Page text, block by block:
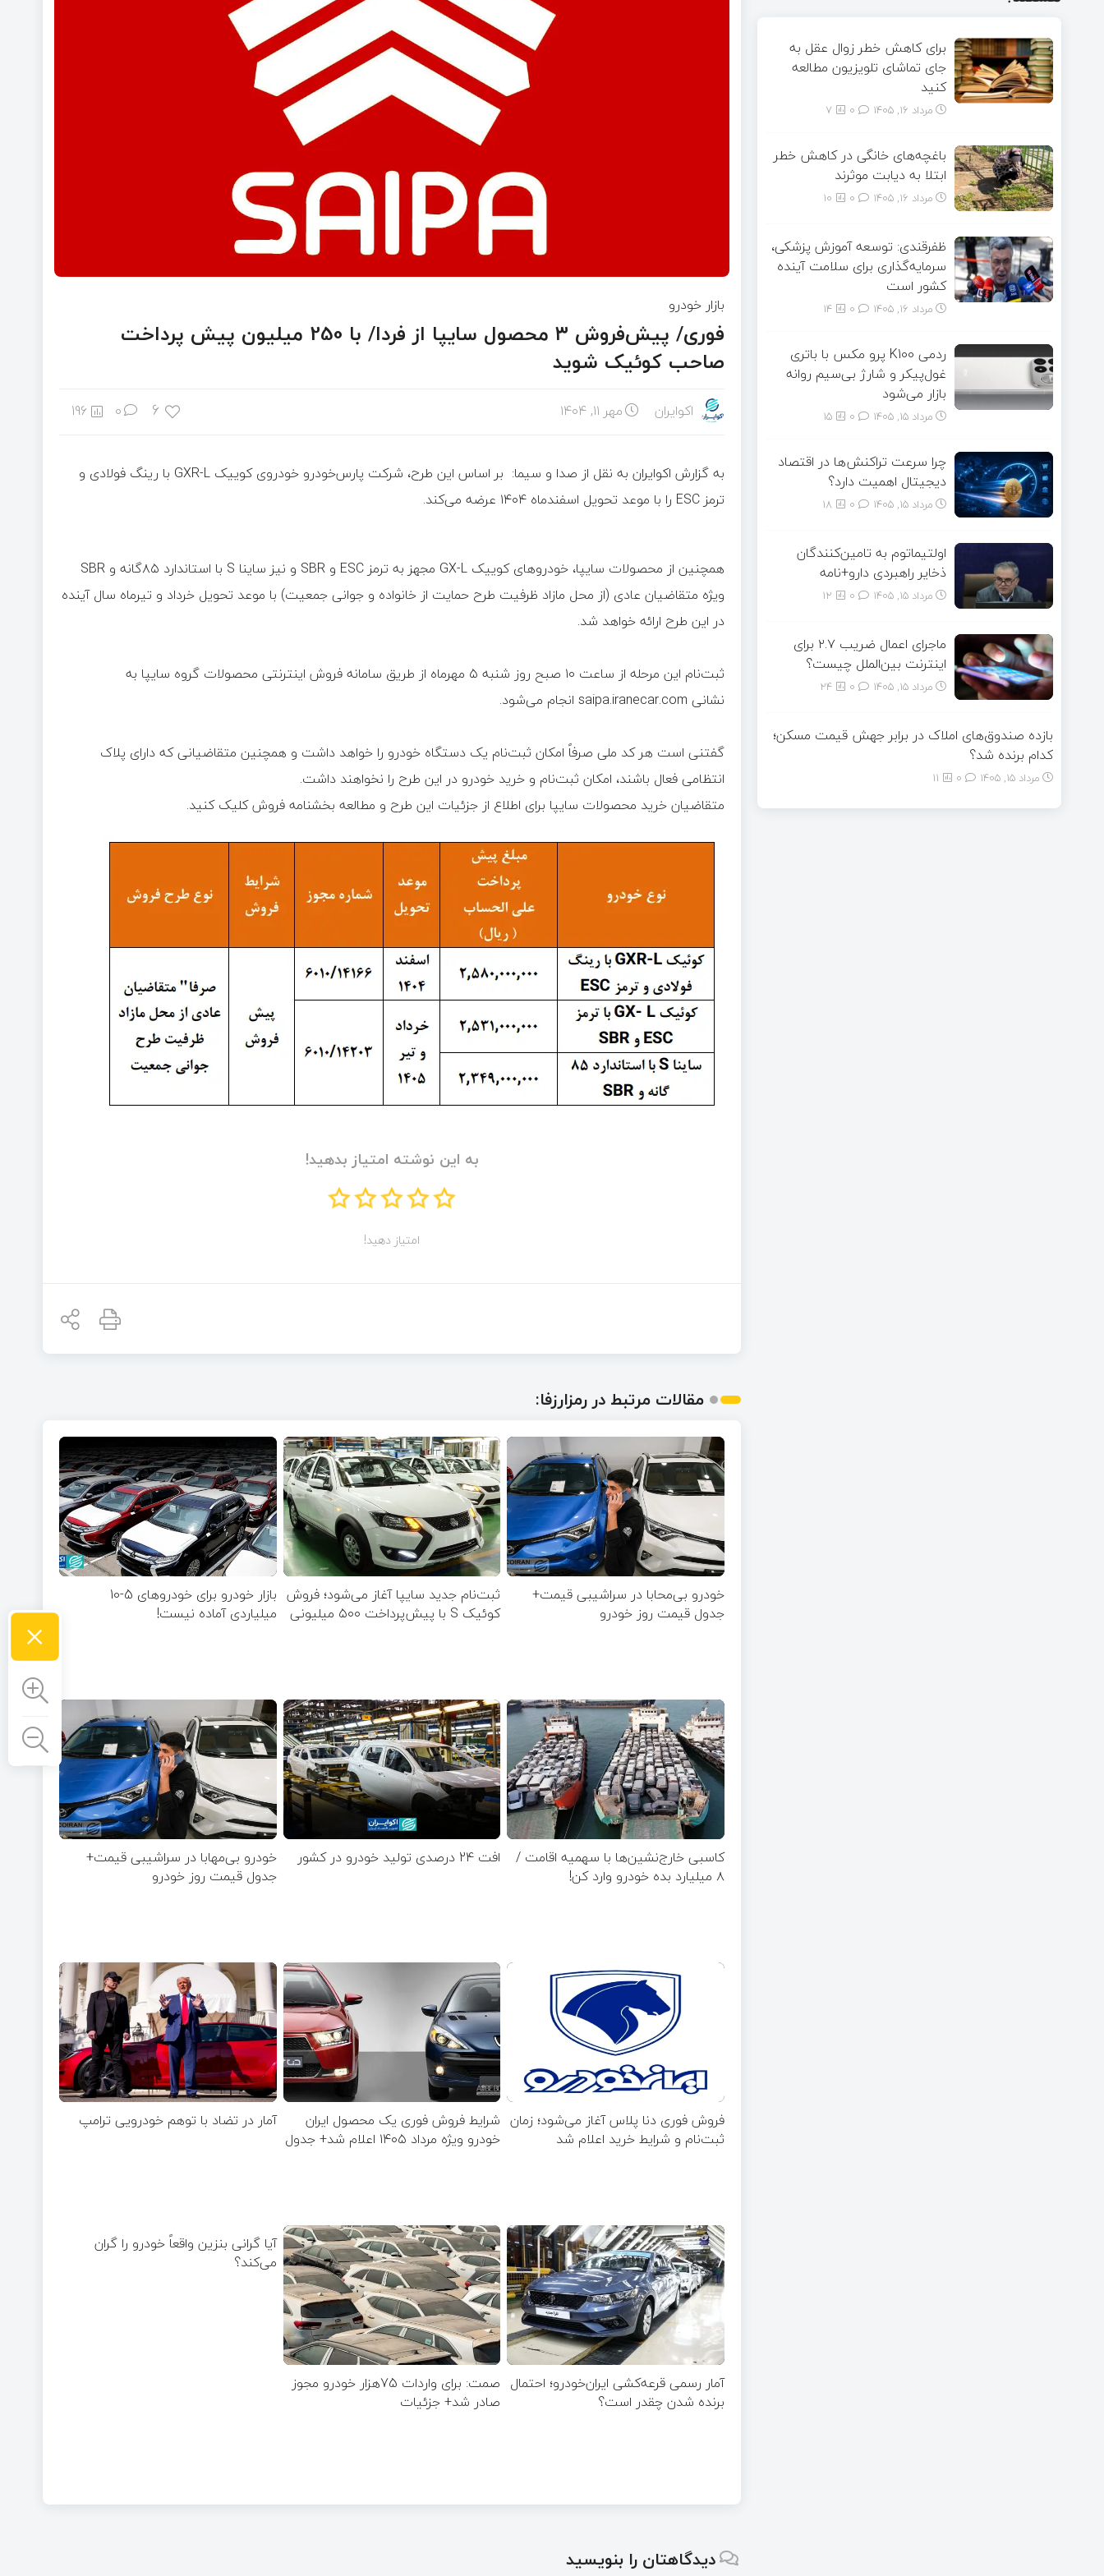
بازار خودرو
فوری/ پیش‌فروش ۳ محصول سایپا از فردا/ با 250 میلیون پیش پرداخت
صاحب کوئیک شوید
اکوایران مهر ۱۱, ۱۴۰۴ 6
0
196
به گزارش اکوایران به نقل از صدا و سیما: بر اساس این طرح، شرکت پارس‌خودرو خودروی کوییک GXR-L با رینگ فولادی و
ترمز ESC را با موعد تحویل اسفندماه ۱۴۰۴ عرضه می‌کند.
همچنین از محصولات سایپا، خودرو‌های کوییک GX-L مجهز به ترمز ESC و SBR و نیز ساینا S با استاندارد ۸۵‌گانه و SBR
ویژه متقاضیان عادی (از محل مازاد ظرفیت طرح حمایت از خانواده و جوانی جمعیت) با موعد تحویل خرداد و تیرماه سال آینده
در این طرح ارائه خواهد شد.
ثبت‌نام این مرحله از ساعت ۱۰ صبح روز شنبه ۵ مهرماه از طریق سامانه فروش اینترنتی محصولات گروه سایپا به
نشانی saipa.iranecar.com انجام می‌شود.
گفتنی است هر کد ملی صرفاً امکان ثبت‌نام یک دستگاه خودرو را خواهد داشت و همچنین متقاضیانی که دارای پلاک
انتظامی فعال باشند، امکان ثبت‌نام و خرید خودرو در این طرح را نخواهند داشت.
متقاضیان خرید محصولات سایپا برای اطلاع از جزئیات این طرح و مطالعه بخشنامه فروش کلیک کنید.
به این نوشته امتیاز بدهید!
امتیاز دهید!
مقالات مرتبط در رمزارزفا:
خودرو بی‌محابا در سراشیبی قیمت+
جدول قیمت روز خودرو
ثبت‌نام جدید سایپا آغاز می‌شود؛ فروش
کوئیک S با پیش‌پرداخت ۵۰۰ میلیونی
بازار خودرو برای خودروهای 5-10
میلیاردی آماده نیست!
کاسبی خارج‌نشین‌ها با سهمیه اقامت /
۸ میلیارد بده خودرو وارد کن!
افت 24 درصدی تولید خودرو در کشور
خودرو بی‌مهابا در سراشیبی قیمت+
جدول قیمت روز خودرو
فروش فوری دنا پلاس آغاز می‌شود؛ زمان
ثبت‌نام و شرایط خرید اعلام شد
شرایط فروش فوری یک محصول ایران
خودرو ویژه مرداد ۱۴۰۵ اعلام شد+ جدول
آمار در تضاد با توهم خودرویی ترامپ
آمار رسمی قرعه‌کشی ایران‌خودرو؛ احتمال
برنده شدن چقدر است؟
صمت: برای واردات 75هزار خودرو مجوز
صادر شد+ جزئیات
آیا گرانی بنزین واقعاً خودرو را گران
می‌کند؟
دیدگاهتان را بنویسید
برای کاهش خطر زوال عقل به
جای تماشای تلویزیون مطالعه
کنید
مرداد ۱۶, ۱۴۰۵ 7
باغچه‌های خانگی در کاهش خطر
ابتلا به دیابت موثرند
مرداد ۱۶, ۱۴۰۵ 10
ظفرقندی: توسعه آموزش پزشکی،
سرمایه‌گذاری برای سلامت آینده
کشور است
مرداد ۱۶, ۱۴۰۵ 14
ردمی K100 پرو مکس با باتری
غول‌پیکر و شارژ بی‌سیم روانه
بازار می‌شود
مرداد ۱۵, ۱۴۰۵ 15
چرا سرعت تراکنش‌ها در اقتصاد
دیجیتال اهمیت دارد؟
مرداد ۱۵, ۱۴۰۵ 18
اولتیماتوم به تامین‌کنندگان
ذخایر راهبردی دارو+نامه
مرداد ۱۵, ۱۴۰۵ 12
ماجرای اعمال ضریب ۲.۷ برای
اینترنت بین‌الملل چیست؟
مرداد ۱۵, ۱۴۰۵ 24
بازده صندوق‌های املاک در برابر جهش قیمت مسکن؛
کدام برنده شد؟
مرداد ۱۵, ۱۴۰۵ 11
×